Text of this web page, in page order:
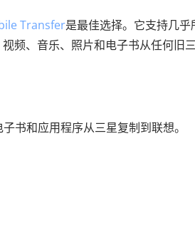
Transfer是最佳选择。它支持几乎
频、音乐、照片和电子书从任何旧
书和应用程序从三星复制到联想。